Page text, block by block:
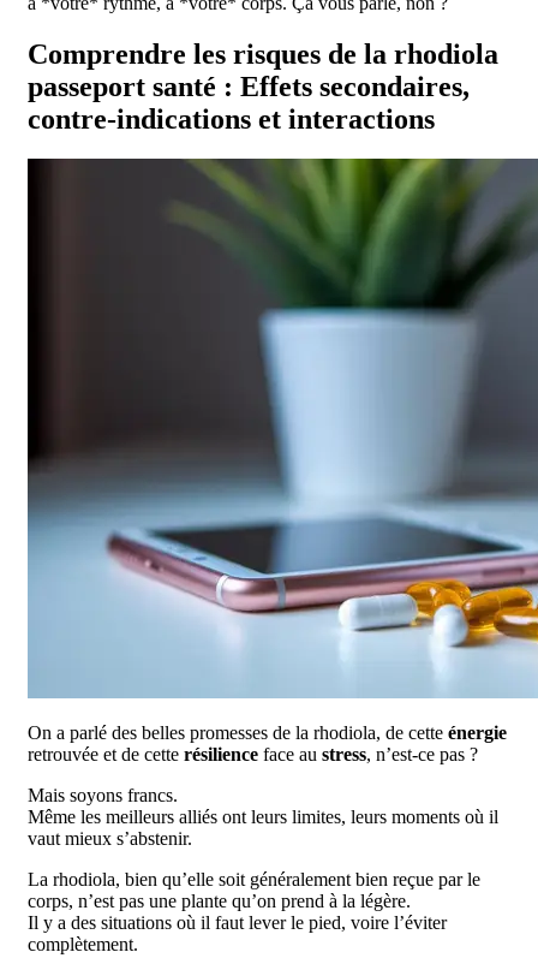
Comprendre les risques de la rhodiola
passeport santé : Effets secondaires,
contre-indications et interactions
On a parlé des belles promesses de la rhodiola, de cette énergie
retrouvée et de cette résilience face au stress, n’est-ce pas ?
Mais soyons francs.
Même les meilleurs alliés ont leurs limites, leurs moments où il
vaut mieux s’abstenir.
La rhodiola, bien qu’elle soit généralement bien reçue par le
corps, n’est pas une plante qu’on prend à la légère.
Il y a des situations où il faut lever le pied, voire l’éviter
complètement.